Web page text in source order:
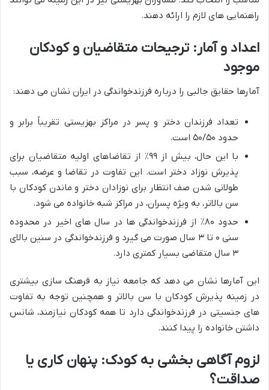
راهنمایی های لازم را ارائه دهند.
اعداد و آمار: ترجیحات متقاضیان و کودکان
موجود
آمارها حقایق جالبی را درباره فرزندخواندگی در ایران نشان می دهند:
تعداد فرزندان دختر و پسر در مراکز بهزیستی تقریباً برابر و
حدود ۵۰/۵۰ است.
با این حال، بیش از ۹۹٪ از تقاضاهای اولیه متقاضیان برای
پذیرش نوزاد دختر است. این تفاوت در تقاضا و عرضه، سبب
طولانی شدن صف انتظار برای نوزادان دختر و ماندن کودکان با
سن بالاتر، به ویژه پسران، در مراکز شبه خانواده می شود.
حدود ۸۰٪ از
فرزندخواندگی ها در سال های اخیر در محدوده
سنی ۰ تا ۳ سال صورت می گیرد و
فرزندخواندگی در سنین بالای
۳ سال متقاضی بسیار کمتری دارد.
این آمارها نشان می دهد که جامعه نیاز به فرهنگ سازی بیشتری
در زمینه پذیرش کودکان با سن بالاتر و همچنین توجه به تفاوت
های جنسیتی در فرزندخواندگی دارد تا همه کودکان نیازمند، شانس
داشتن خانواده را پیدا کنند.
لزوم آگاهی بخشی به کودک: پنهان کاری یا
صداقت؟